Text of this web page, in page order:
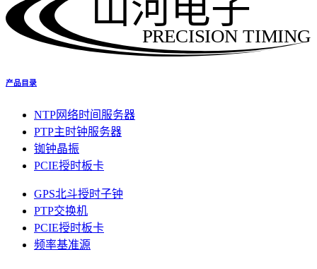
PRECISION TIMING
山河电子
产品目录
NTP网络时间服务器
PTP主时钟服务器
铷钟晶振
PCIE授时板卡
GPS北斗授时子钟
PTP交换机
PCIE授时板卡
频率基准源